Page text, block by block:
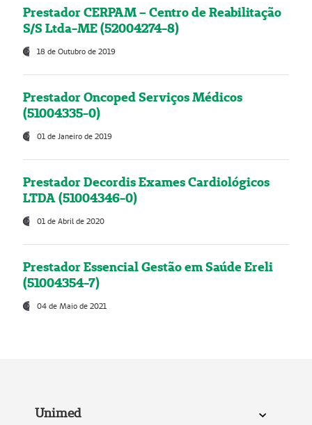
Prestador CERPAM – Centro de Reabilitação
S/S Ltda-ME (52004274-8)
18 de Outubro de 2019
Prestador Oncoped Serviços Médicos
(51004335-0)
01 de Janeiro de 2019
Prestador Decordis Exames Cardiológicos
LTDA (51004346-0)
01 de Abril de 2020
Prestador Essencial Gestão em Saúde Ereli
(51004354-7)
04 de Maio de 2021
Unimed